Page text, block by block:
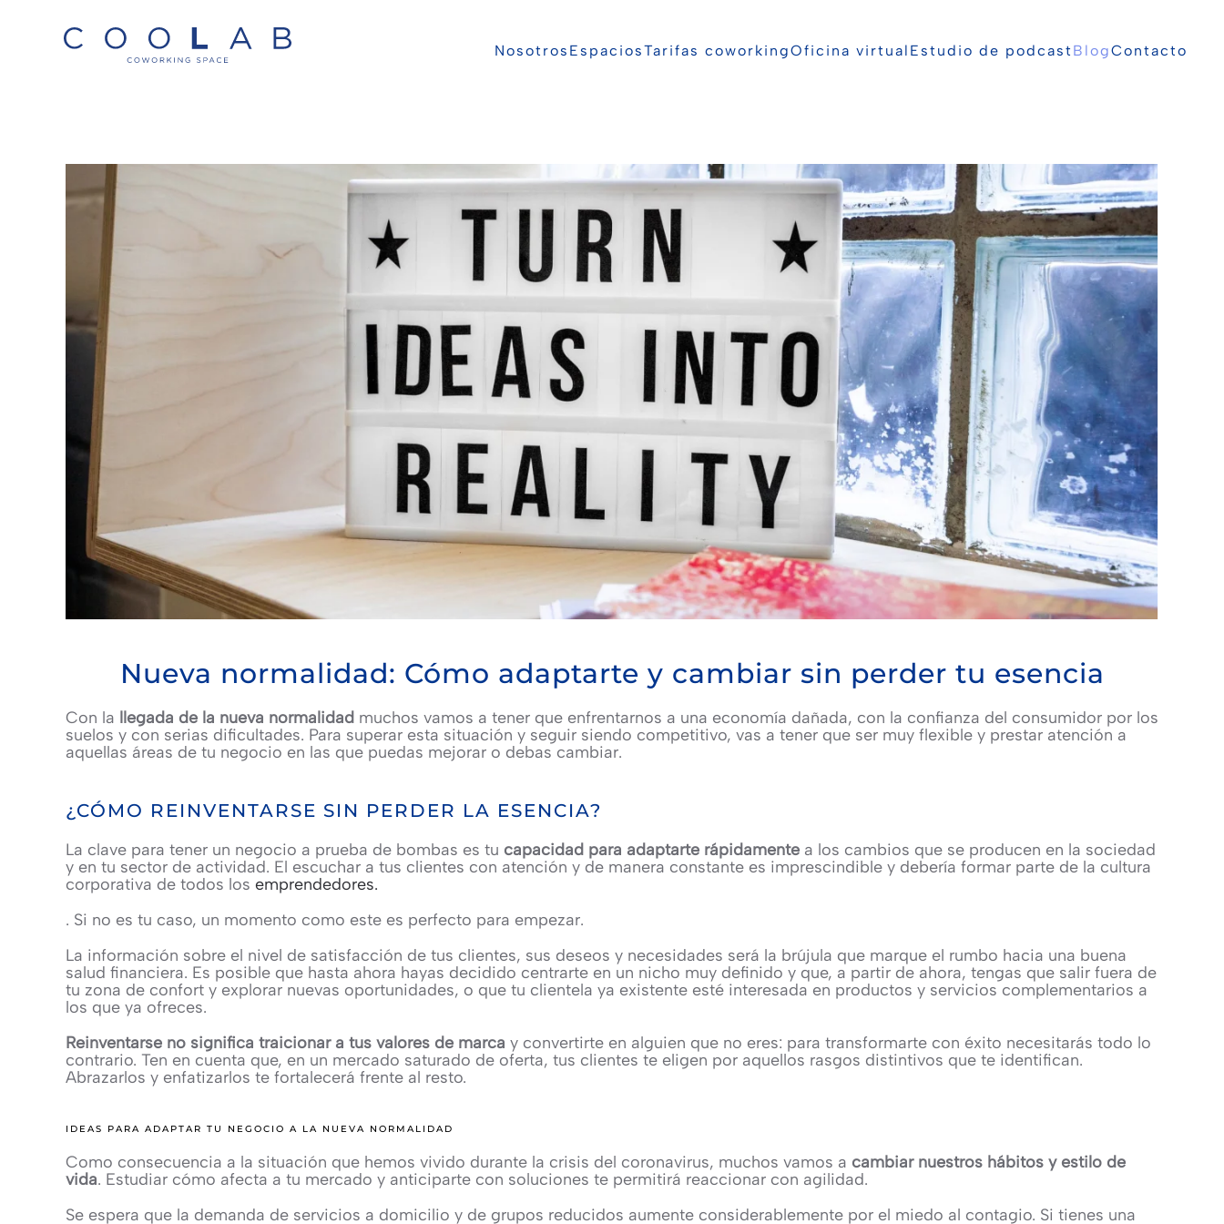
Skip to main content Nosotros EspaciosTarifas coworkingOficina virtual Estudio de podcast BlogContacto
Nueva normalidad: Cómo adaptarte y cambiar sin perder tu esencia
Con la llegada de la nueva normalidad muchos vamos a tener que enfrentarnos a una economía dañada, con la confianza del consumidor por los
suelos y con serias dificultades. Para superar esta situación y seguir siendo competitivo, vas a tener que ser muy flexible y prestar atención a
aquellas áreas de tu negocio en las que puedas mejorar o debas cambiar.
¿CÓMO REINVENTARSE SIN PERDER LA ESENCIA?
La clave para tener un negocio a prueba de bombas es tu capacidad para adaptarte rápidamente a los cambios que se producen en la sociedad
y en tu sector de actividad. El escuchar a tus clientes con atención y de manera constante es imprescindible y debería formar parte de la cultura
corporativa de todos los emprendedores.
. Si no es tu caso, un momento como este es perfecto para empezar.
La información sobre el nivel de satisfacción de tus clientes, sus deseos y necesidades será la brújula que marque el rumbo hacia una buena
salud financiera. Es posible que hasta ahora hayas decidido centrarte en un nicho muy definido y que, a partir de ahora, tengas que salir fuera de
tu zona de confort y explorar nuevas oportunidades, o que tu clientela ya existente esté interesada en productos y servicios complementarios a
los que ya ofreces.
Reinventarse no significa traicionar a tus valores de marca y convertirte en alguien que no eres: para transformarte con éxito necesitarás todo lo
contrario. Ten en cuenta que, en un mercado saturado de oferta, tus clientes te eligen por aquellos rasgos distintivos que te identifican.
Abrazarlos y enfatizarlos te fortalecerá frente al resto.
IDEAS PARA ADAPTAR TU NEGOCIO A LA NUEVA NORMALIDAD
Como consecuencia a la situación que hemos vivido durante la crisis del coronavirus, muchos vamos a cambiar nuestros hábitos y estilo de
vida. Estudiar cómo afecta a tu mercado y anticiparte con soluciones te permitirá reaccionar con agilidad.
Se espera que la demanda de servicios a domicilio y de grupos reducidos aumente considerablemente por el miedo al contagio. Si tienes una